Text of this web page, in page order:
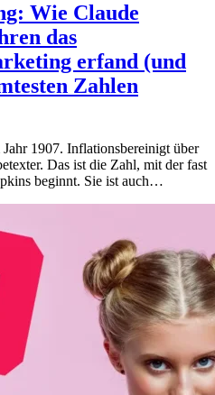
Wie Claude
das
erfand (und
Zahlen
1907. Inflationsbereinigt über
Das ist die Zahl, mit der fast
beginnt. Sie ist auch…